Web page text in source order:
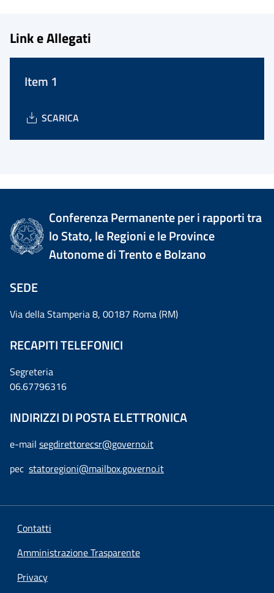
Link e Allegati
Item 1
SCARICA
Conferenza Permanente per i rapporti tra
lo Stato, le Regioni e le Province
Autonome di Trento e Bolzano
SEDE
Via della Stamperia 8, 00187 Roma (RM)
RECAPITI TELEFONICI
Segreteria
06.67796316
INDIRIZZI DI POSTA ELETTRONICA
e-mail segdirettorecsr@governo.it
pec statoregioni@mailbox.governo.it
Contatti
Amministrazione Trasparente
Privacy